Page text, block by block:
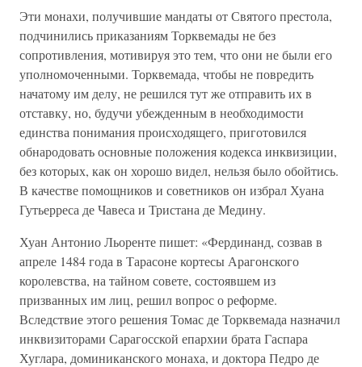
Эти монахи, получившие мандаты от Святого престола,
подчинились приказаниям Торквемады не без
сопротивления, мотивируя это тем, что они не были его
уполномоченными. Торквемада, чтобы не повредить
начатому им делу, не решился тут же отправить их в
отставку, но, будучи убежденным в необходимости
единства понимания происходящего, приготовился
обнародовать основные положения кодекса инквизиции,
без которых, как он хорошо видел, нельзя было обойтись.
В качестве помощников и советников он избрал Хуана
Гутьерреса де Чавеса и Тристана де Медину.
Хуан Антонио Льоренте пишет: «Фердинанд, созвав в
апреле 1484 года в Тарасоне кортесы Арагонского
королевства, на тайном совете, состоявшем из
призванных им лиц, решил вопрос о реформе.
Вследствие этого решения Томас де Торквемада назначил
инквизиторами Сарагосской епархии брата Гаспара
Хуглара, доминиканского монаха, и доктора Педро де